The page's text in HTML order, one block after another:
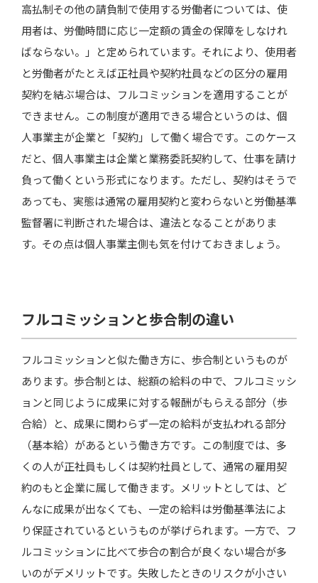
高払制その他の請負制で使用する労働者については、使
用者は、労働時間に応じ一定額の賃金の保障をしなけれ
ばならない。」と定められています。それにより、使用者
と労働者がたとえば正社員や契約社員などの区分の雇用
契約を結ぶ場合は、フルコミッションを適用することが
できません。この制度が適用できる場合というのは、個
人事業主が企業と「契約」して働く場合です。このケース
だと、個人事業主は企業と業務委託契約して、仕事を請け
負って働くという形式になります。ただし、契約はそうで
あっても、実態は通常の雇用契約と変わらないと労働基準
監督署に判断された場合は、違法となることがありま
す。その点は個人事業主側も気を付けておきましょう。
フルコミッションと歩合制の違い
フルコミッションと似た働き方に、歩合制というものが
あります。歩合制とは、総額の給料の中で、フルコミッシ
ョンと同じように成果に対する報酬がもらえる部分（歩
合給）と、成果に関わらず一定の給料が支払われる部分
（基本給）があるという働き方です。この制度では、多
くの人が正社員もしくは契約社員として、通常の雇用契
約のもと企業に属して働きます。メリットとしては、ど
んなに成果が出なくても、一定の給料は労働基準法によ
り保証されているというものが挙げられます。一方で、フ
ルコミッションに比べて歩合の割合が良くない場合が多
いのがデメリットです。失敗したときのリスクが小さい